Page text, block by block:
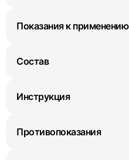
Показания к применению
Состав
Инструкция
Противопоказания